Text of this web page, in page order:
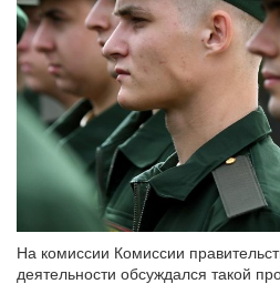
На комиссии Комиссии
деятельности обсуждался такой